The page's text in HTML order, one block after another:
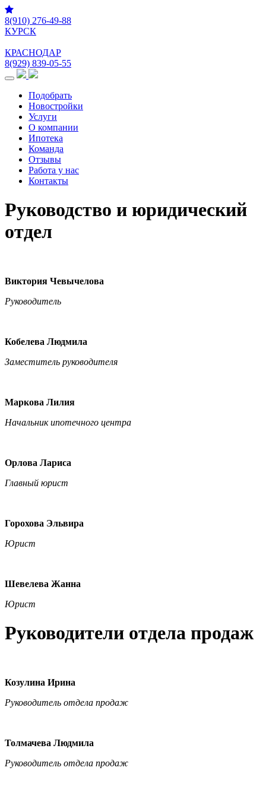
8(910) 276-49-88
КУРСК
КРАСНОДАР
8(929) 839-05-55
Меню
Подобрать
Новостройки
Услуги
О компании
Ипотека
Команда
Отзывы
Работа у нас
Контакты
Руководство и юридический
отдел
Виктория Чевычелова
Руководитель
Кобелева Людмила
Заместитель руководителя
Маркова Лилия
Начальник ипотечного центра
Орлова Лариса
Главный юрист
Горохова Эльвира
Юрист
Шевелева Жанна
Юрист
Руководители отдела продаж
Козулина Ирина
Руководитель отдела продаж
Толмачева Людмила
Руководитель отдела продаж